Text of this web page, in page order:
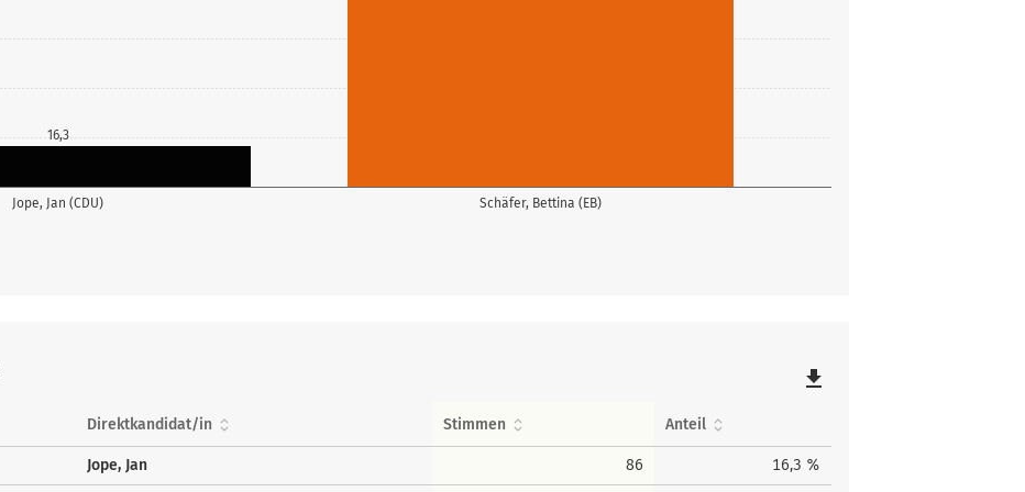
Jope, Jan (CDU) Schäfer, Bettina (EB)
16,3
file_download
Direktkandidat/in Stimmen Anteil
Jope, Jan 86 16,3 %